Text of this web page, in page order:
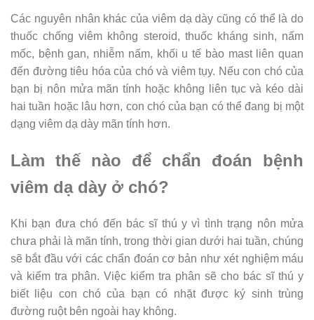
Các nguyên nhân khác của viêm dạ dày cũng có thể là do
thuốc chống viêm không steroid, thuốc kháng sinh, nấm
mốc, bệnh gan, nhiễm nấm, khối u tế bào mast liên quan
đến đường tiêu hóa của chó và viêm tụy. Nếu con chó của
bạn bị nôn mửa mãn tính hoặc không liên tục và kéo dài
hai tuần hoặc lâu hơn, con chó của bạn có thể đang bị một
dạng viêm dạ dày mãn tính hơn.
Làm thế nào để chẩn đoán bệnh
viêm dạ dày ở chó?
Khi bạn đưa chó đến bác sĩ thú y vì tình trạng nôn mửa
chưa phải là mãn tính, trong thời gian dưới hai tuần, chúng
sẽ bắt đầu với các chẩn đoán cơ bản như xét nghiệm máu
và kiểm tra phân. Việc kiểm tra phân sẽ cho bác sĩ thú y
biết liệu con chó của bạn có nhặt được ký sinh trùng
đường ruột bên ngoài hay không.